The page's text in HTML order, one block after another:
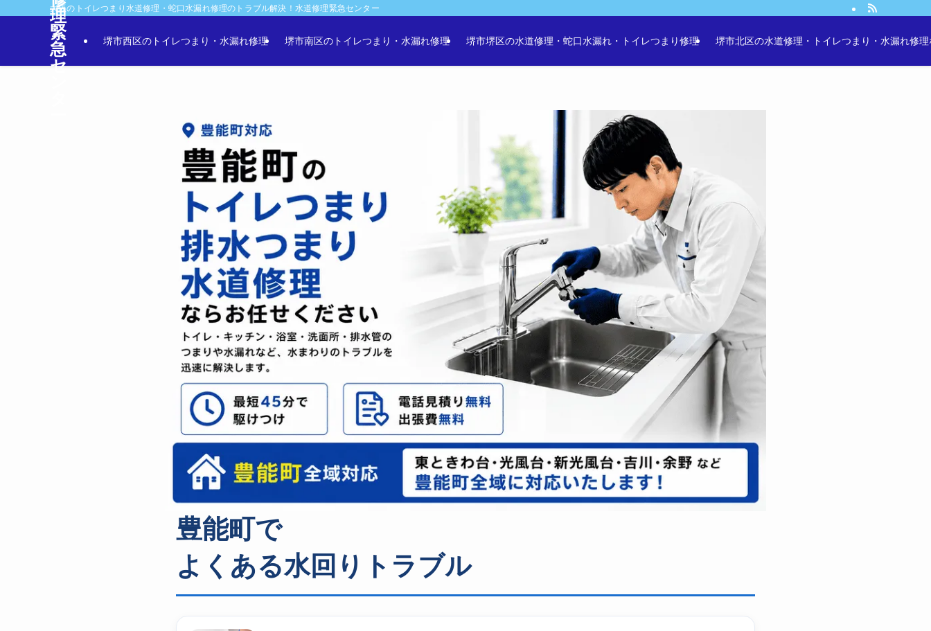
大阪のトイレつまり水道修理・蛇口水漏れ修理のトラブル解決！水道修理緊急センター
理
緊
急
セ
堺市西区のトイレつまり・水漏れ修理 堺市南区のトイレつまり・水漏れ修理 堺市堺区の水道修理・蛇口水漏れ・トイレつまり修理 堺市北区の水道修理・トイレつまり・水漏れ修理
豊能町で
よくある水回りトラブル